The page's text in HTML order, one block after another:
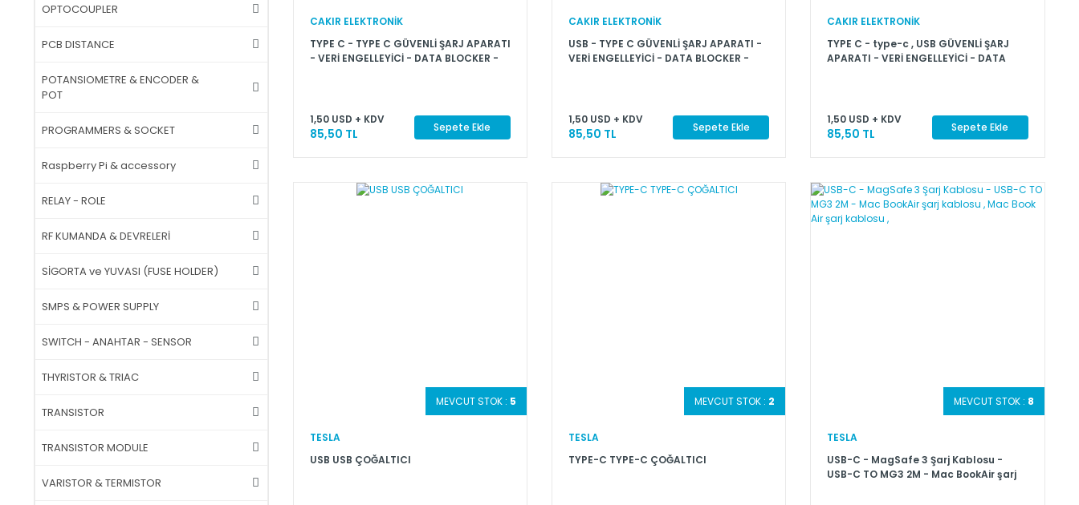
OPTOCOUPLER
PCB DISTANCE
POTANSIOMETRE & ENCODER &
POT
PROGRAMMERS & SOCKET
Raspberry Pi & accessory
RELAY - ROLE
RF KUMANDA & DEVRELERİ
SİGORTA ve YUVASI (FUSE HOLDER)
SMPS & POWER SUPPLY
SWITCH - ANAHTAR - SENSOR
THYRISTOR & TRIAC
TRANSISTOR
TRANSISTOR MODULE
VARISTOR & TERMISTOR
CAKIR ELEKTRONİK
TYPE C - TYPE C GÜVENLİ ŞARJ APARATI
- VERİ ENGELLEYİCİ - DATA BLOCKER -
1,50 USD + KDV
85,50 TL Sepete Ekle
CAKIR ELEKTRONİK
USB - TYPE C GÜVENLİ ŞARJ APARATI -
VERİ ENGELLEYİCİ - DATA BLOCKER -
1,50 USD + KDV
85,50 TL Sepete Ekle
CAKIR ELEKTRONİK
TYPE C - type-c , USB GÜVENLİ ŞARJ
APARATI - VERİ ENGELLEYİCİ - DATA
1,50 USD + KDV
85,50 TL Sepete Ekle
MEVCUT STOK : 5
TESLA
USB USB ÇOĞALTICI
MEVCUT STOK : 2
TESLA
TYPE-C TYPE-C ÇOĞALTICI
MEVCUT STOK : 8
TESLA
USB-C - MagSafe 3 Şarj Kablosu -
USB-C TO MG3 2M - Mac BookAir şarj